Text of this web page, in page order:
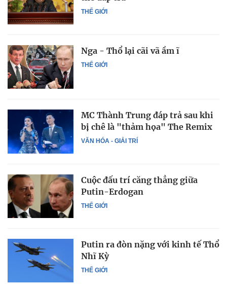
THẾ GIỚI
THẾ GIỚI
Nga - Thổ lại cãi vã ầm ĩ
VĂN HÓA - GIẢI TRÍ
MC Thành Trung đáp trả sau khi
bị chê là "thảm họa" The Remix
THẾ GIỚI
Cuộc đấu trí căng thẳng giữa
Putin-Erdogan
THẾ GIỚI
Putin ra đòn nặng với kinh tế Thổ
Nhĩ Kỳ